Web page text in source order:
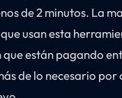
de 2 minutos. La
usan esta
que están pagando
de lo necesario por